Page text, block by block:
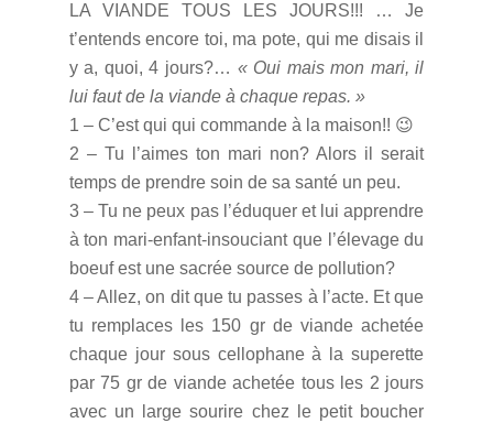
LA VIANDE TOUS LES JOURS!!! … Je
t’entends encore toi, ma pote, qui me disais il
y a, quoi, 4 jours?… « Oui mais mon mari, il
lui faut de la viande à chaque repas. »
1 – C’est qui qui commande à la maison!! 😉
2 – Tu l’aimes ton mari non? Alors il serait
temps de prendre soin de sa santé un peu.
3 – Tu ne peux pas l’éduquer et lui apprendre
à ton mari-enfant-insouciant que l’élevage du
boeuf est une sacrée source de pollution?
4 – Allez, on dit que tu passes à l’acte. Et que
tu remplaces les 150 gr de viande achetée
chaque jour sous cellophane à la superette
par 75 gr de viande achetée tous les 2 jours
avec un large sourire chez le petit boucher